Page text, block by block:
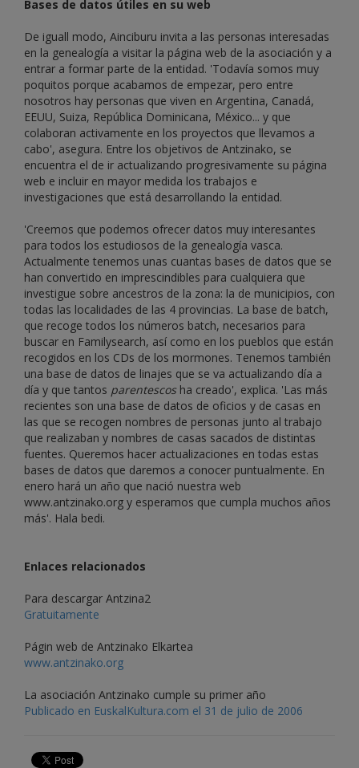
Bases de datos útiles en su web
De iguall modo, Ainciburu invita a las personas interesadas
en la genealogía a visitar la página web de la asociación y a
entrar a formar parte de la entidad. 'Todavía somos muy
poquitos porque acabamos de empezar, pero entre
nosotros hay personas que viven en Argentina, Canadá,
EEUU, Suiza, República Dominicana, México... y que
colaboran activamente en los proyectos que llevamos a
cabo', asegura. Entre los objetivos de Antzinako, se
encuentra el de ir actualizando progresivamente su página
web e incluir en mayor medida los trabajos e
investigaciones que está desarrollando la entidad.
'Creemos que podemos ofrecer datos muy interesantes
para todos los estudiosos de la genealogía vasca.
Actualmente tenemos unas cuantas bases de datos que se
han convertido en imprescindibles para cualquiera que
investigue sobre ancestros de la zona: la de municipios, con
todas las localidades de las 4 provincias. La base de batch,
que recoge todos los números batch, necesarios para
buscar en Familysearch, así como en los pueblos que están
recogidos en los CDs de los mormones. Tenemos también
una base de datos de linajes que se va actualizando día a
día y que tantos parentescosha creado', explica. 'Las más
recientes son una base de datos de oficios y de casas en
las que se recogen nombres de personas junto al trabajo
que realizaban y nombres de casas sacados de distintas
fuentes. Queremos hacer actualizaciones en todas estas
bases de datos que daremos a conocer puntualmente. En
enero hará un año que nació nuestra web
www.antzinako.org y esperamos que cumpla muchos años
más'. Hala bedi.
Enlaces relacionados
Para descargar Antzina2
Gratuitamente
Págin web de Antzinako Elkartea
www.antzinako.org
La asociación Antzinako cumple su primer año
Publicado en EuskalKultura.com el 31 de julio de 2006